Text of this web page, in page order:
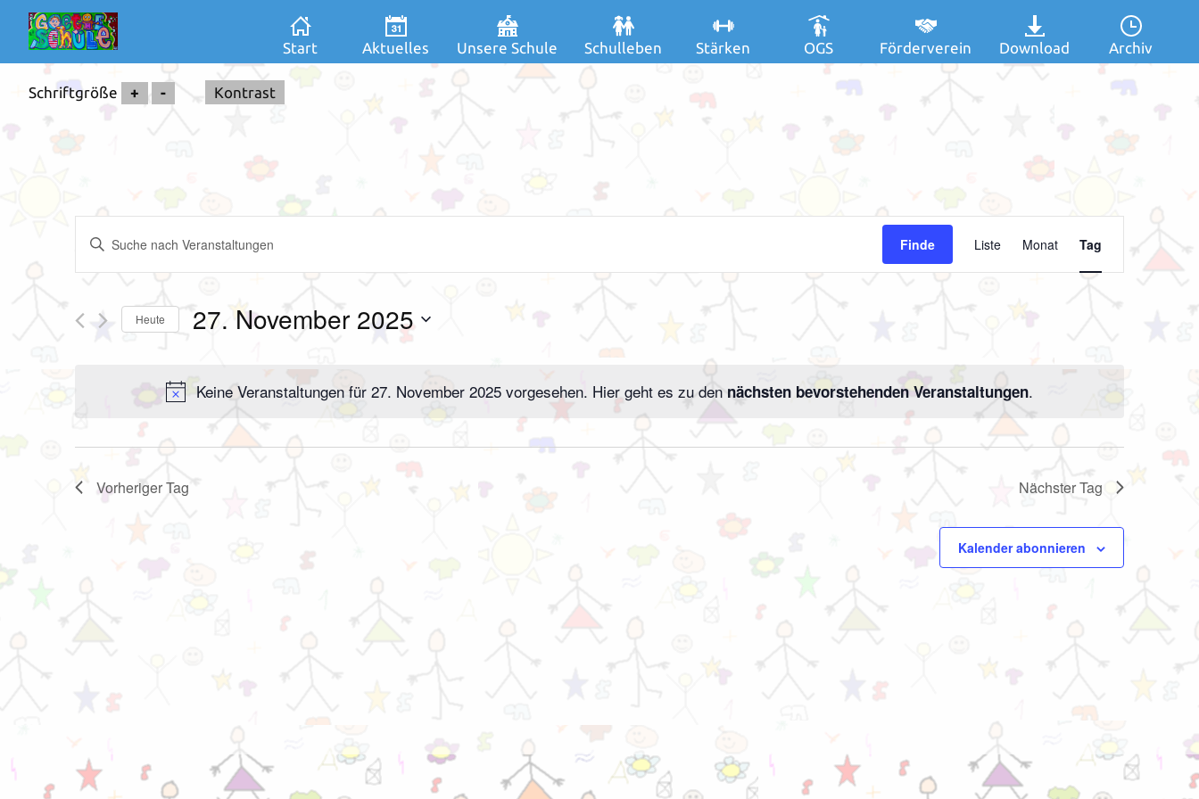
Start Aktuelles Unsere Schule Schulleben Stärken OGS Förderverein Download Archiv
Schriftgröße + - Kontrast
Keine Veranstaltungen für 27. November 2025 vorgesehen. Hier geht es zu den nächsten bevorstehenden Veranstaltungen.
Suche
und
Navigation
Bitte
nach
Finde
Ansichten-
Navigation
Liste Monat Tag
Heute 27. November 2025
wählen.
Vorheriger Tag Nächster Tag
Kalender abonnieren